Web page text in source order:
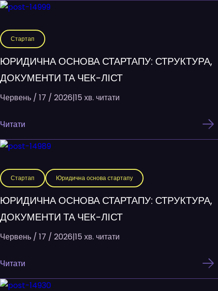
Стартап
ЮРИДИЧНА ОСНОВА СТАРТАПУ: СТРУКТУРА,
ДОКУМЕНТИ ТА ЧЕК-ЛІСТ
Червень / 17 / 2026|15 хв. читати
Читати
Стартап Юридична основа стартапу
ЮРИДИЧНА ОСНОВА СТАРТАПУ: СТРУКТУРА,
ДОКУМЕНТИ ТА ЧЕК-ЛІСТ
Червень / 17 / 2026|15 хв. читати
Читати